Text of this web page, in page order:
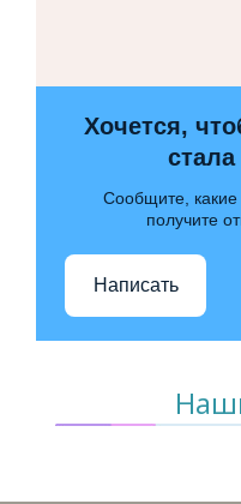
Хочется,
Сообщите,
получите
Написать